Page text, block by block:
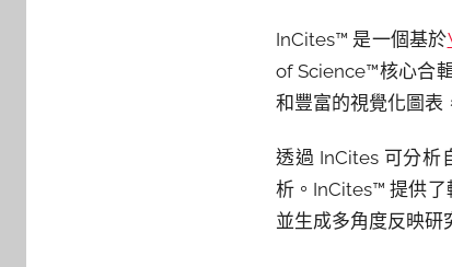
h
a
l
InCites™ 是一個基於
of Science™核心合
和豐富的視覺化圖表
透過 InCites 可分析
析。InCites™ 提供了
並生成多角度反映研